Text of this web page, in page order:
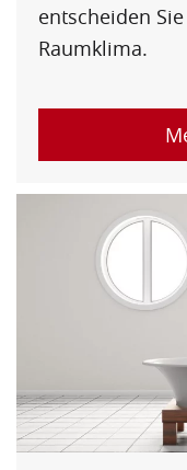
entscheiden
Raumklima.